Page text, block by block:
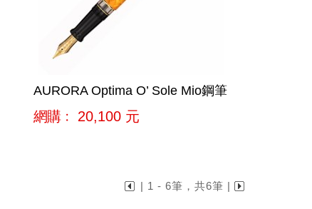
AURORA Optima O’ Sole Mio鋼筆
網購﹕ 20,100 元
| 1 - 6筆，共6筆 |